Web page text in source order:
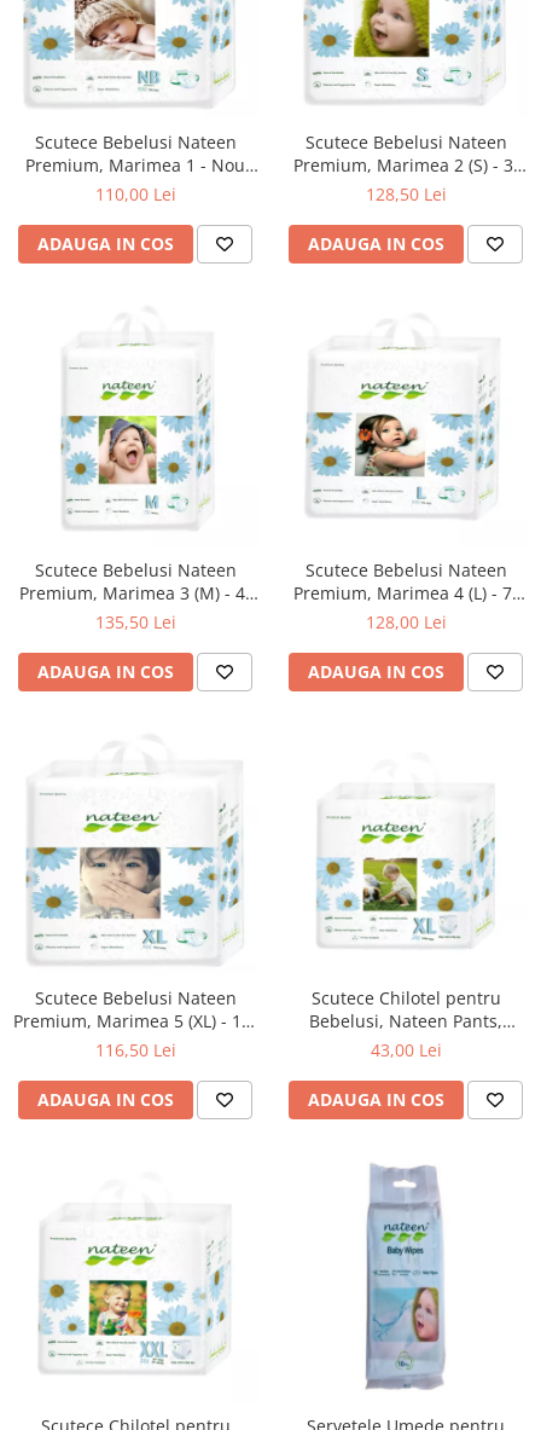
Scutece Bebelusi Nateen
Premium, Marimea 1 - Nou
Nascuti - 2-5kg, 80buc.
110,00 Lei
ADAUGA IN COS
Scutece Bebelusi Nateen
Premium, Marimea 2 (S) - 3-
6kg, 80buc.
128,50 Lei
ADAUGA IN COS
Scutece Bebelusi Nateen
Premium, Marimea 3 (M) - 4-
9kg, 72buc.
135,50 Lei
ADAUGA IN COS
Scutece Bebelusi Nateen
Premium, Marimea 4 (L) - 7-
18kg, 64buc.
128,00 Lei
ADAUGA IN COS
Scutece Bebelusi Nateen
Premium, Marimea 5 (XL) - 12-
25kg, 56buc.
116,50 Lei
ADAUGA IN COS
Scutece Chilotel pentru
Bebelusi, Nateen Pants,
Marimea 5 (XL) - 12-17kg,
43,00 Lei
ADAUGA IN COS